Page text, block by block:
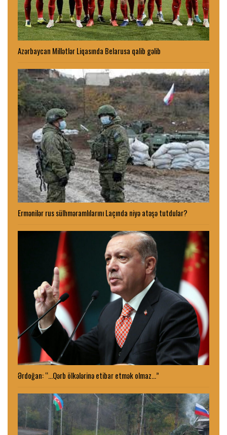
Azərbaycan Millətlər Liqasında Belarusa qalib gəlib
Ermənilər rus sülhməramlılarını Laçında niyə atəşə tutdular?
Ərdoğan: “…Qərb ölkələrinə etibar etmək olmaz…”